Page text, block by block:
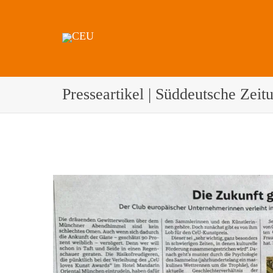
Presseartikel | Süddeutsche